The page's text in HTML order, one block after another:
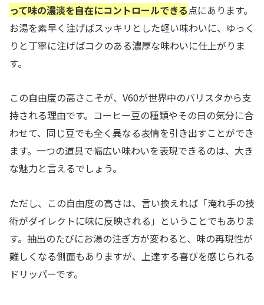
って味の濃淡を自在にコントロールできる点にあります。
お湯を素早く注げばスッキリとした軽い味わいに、ゆっく
りと丁寧に注げばコクのある濃厚な味わいに仕上がりま
す。
この自由度の高さこそが、V60が世界中のバリスタから支
持される理由です。コーヒー豆の種類やその日の気分に合
わせて、同じ豆でも全く異なる表情を引き出すことができ
ます。一つの道具で幅広い味わいを表現できるのは、大き
な魅力と言えるでしょう。
ただし、この自由度の高さは、言い換えれば「淹れ手の技
術がダイレクトに味に反映される」ということでもありま
す。抽出のたびにお湯の注ぎ方が変わると、味の再現性が
難しくなる側面もありますが、上達する喜びを感じられる
ドリッパーです。